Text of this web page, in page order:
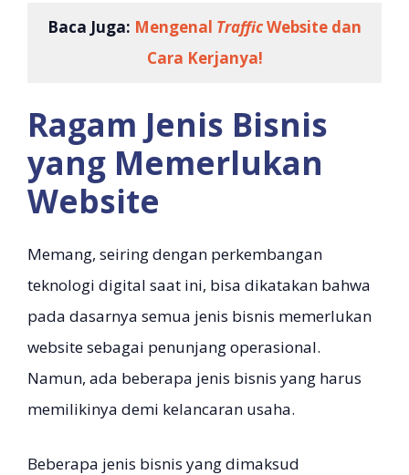
Baca Juga: Mengenal TrafficWebsite dan
Cara Kerjanya!
Ragam Jenis Bisnis
yang Memerlukan
Website
Memang, seiring dengan perkembangan
teknologi digital saat ini, bisa dikatakan bahwa
pada dasarnya semua jenis bisnis memerlukan
website sebagai penunjang operasional.
Namun, ada beberapa jenis bisnis yang harus
memilikinya demi kelancaran usaha.
Beberapa jenis bisnis yang dimaksud